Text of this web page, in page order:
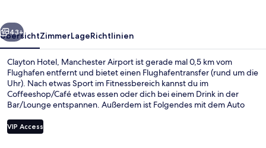
Weiter
43+
ÜbersichtZimmerLageRichtlinien
Clayton Hotel, Manchester Airport ist gerade mal 0,5 km vom
Flughafen entfernt und bietet einen Flughafentransfer (rund um die
Uhr). Nach etwas Sport im Fitnessbereich kannst du im
Coffeeshop/Café etwas essen oder dich bei einem Drink in der
Bar/Lounge entspannen. Außerdem ist Folgendes mit dem Auto
Manchester. Andere Reisende lieben die bequemen Betten und
das hilfsbereite Personal.
VIP Access